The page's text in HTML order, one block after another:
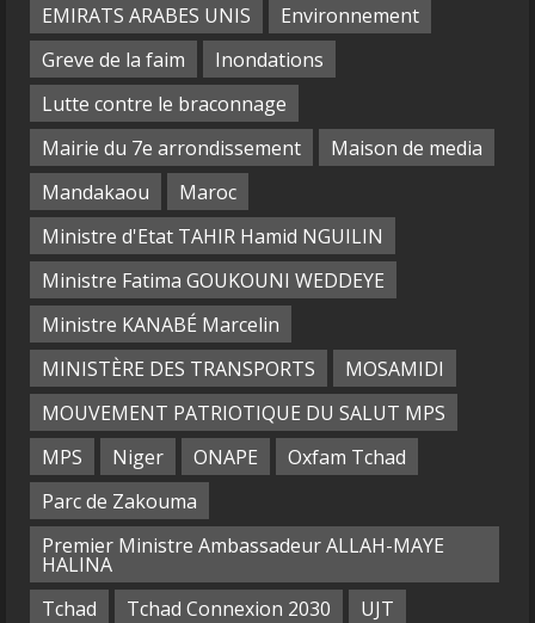
EMIRATS ARABES UNIS
Environnement
Greve de la faim
Inondations
Lutte contre le braconnage
Mairie du 7e arrondissement
Maison de media
Mandakaou
Maroc
Ministre d'Etat TAHIR Hamid NGUILIN
Ministre Fatima GOUKOUNI WEDDEYE
Ministre KANABÉ Marcelin
MINISTÈRE DES TRANSPORTS
MOSAMIDI
MOUVEMENT PATRIOTIQUE DU SALUT MPS
MPS
Niger ONAPE
Oxfam Tchad
Parc de Zakouma
Premier Ministre Ambassadeur ALLAH-MAYE
HALINA
Tchad
Tchad Connexion 2030
UJT